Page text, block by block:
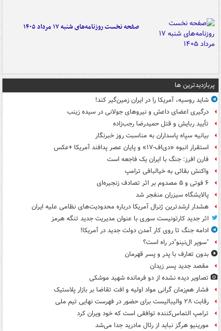
صفحه نخست روزنامه‌های شنبه ۱۷ مرداد ۱۴۰۵
پربازدیدترین ها
شاید روسیه، آمریکا را در ایران زمین‌گیر کند!
درگیری اعضای داعش و نیروهای جولانی در سیده زینب
تأیید ربایش و قتل حمیدرضا رجب‌زاده
بیانیه سپاه پاسداران به مناسبت روز خبرنگار
استقرار انبوه «دی‌اف‑۱۷» و پایان عصر پدافند آمریکا +عکس
فارن افرز: جنگ با ایران یک فاجعه است
واکنش بقائی به خیالبافی ترامپ
۶ فوتی و ۵ مصدوم بر اثر تصادف زنجیره‌ای
پالایشگاه سیزران منفجر شد
هشدار ارشدترین ژنرال آمریکا درباره محدودیت‌های نظامی علیه ایران
اثر جدید کارتونیست سوری با عنوان مدیریت جدید تنگه هرمز
ادامه جنگ تا روی کار آمدن دولت جدید در آمریکا!
"سوپر ال‌نینو"در راه است؟
بدون تعارف با پدر و پسر قهرمان
مقصد جدید پسر زیدان
تصاویر دیده‌ نشده از دو فرمانده شهید موشکی
فشار هم‌زمان گرانی مواد اولیه و افت تقاضا بر بازار پلاستیک
رقابت ۲۸ والیبالیست برای حضور در فهرست نهایی تیم ملی
ترامپ التماس‌کننده توافقی است که خود ویران کرد
مورینیو هرگز نباید از رئال مادرید جدا می‌شد